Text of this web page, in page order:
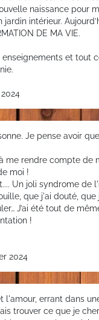
naissance pour
intérieur.
DE MA VIE.
et tout
Je pense avoir
me rendre compte de
moi !
Un joli syndrome de
que j'ai douté,
J’ai été tout de
!
2024
l'amour, errant dans
trouver ce que je